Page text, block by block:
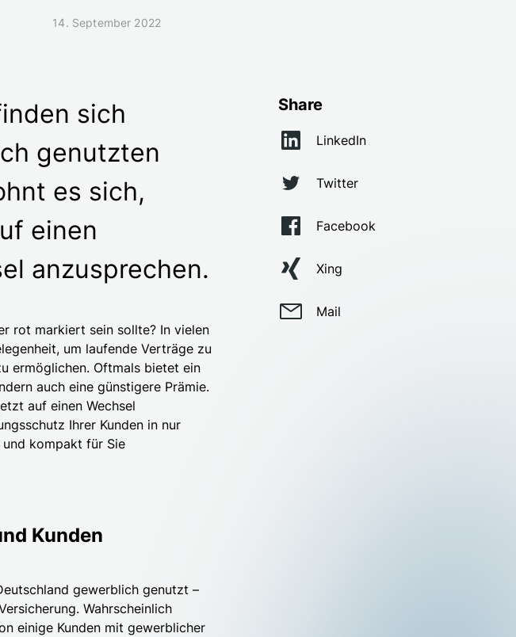
14. September 2022
sich
genutzten
es sich,
einen
anzusprechen.
rot markiert sein sollte? In vielen
um laufende Verträge zu
ermöglichen. Oftmals bietet ein
auch eine günstigere Prämie.
auf einen Wechsel
Ihrer Kunden in nur
kompakt für Sie
Kunden
gewerblich genutzt –
Wahrscheinlich
einige Kunden mit gewerblicher
Share
LinkedIn
Twitter
Facebook
Xing
Mail